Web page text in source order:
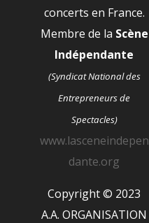
concerts en France.
Membre de la Scène
Indépendante
(Syndicat National des
Entrepreneurs de
Spectacles)
www.lasceneindepen
dante.org
Copyright © 2023
A.A. ORGANISATION